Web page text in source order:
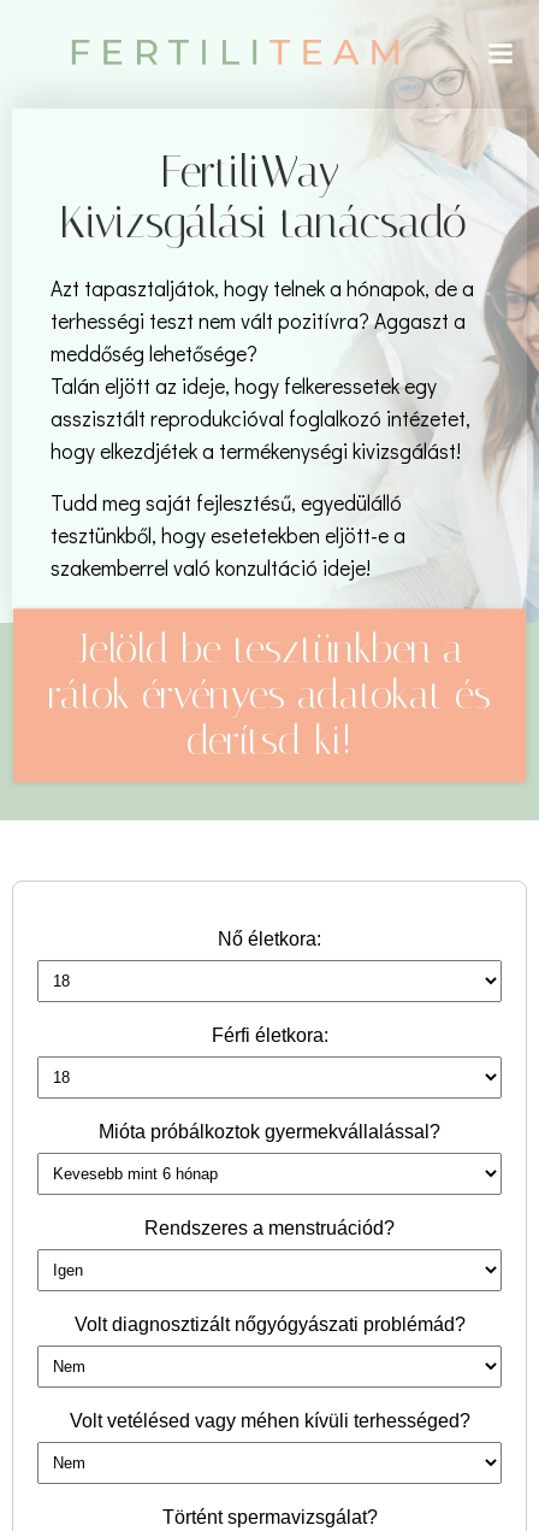
to
content
FertiliWay –
Kivizsgálási tanácsadó
Azt tapasztaljátok, hogy telnek a hónapok, de a
terhességi teszt nem vált pozitívra?Aggaszt a
meddőség lehetősége?
Talán eljött az ideje, hogy felkeressetek egy
asszisztált reprodukcióval foglalkozó intézetet,
hogy elkezdjétek a termékenységi kivizsgálást!
Tudd meg saját fejlesztésű, egyedülálló
tesztünkből, hogy esetetekben eljött-e a
szakemberrel való konzultáció ideje!
Jelöld be tesztünkben a
rátok érvényes adatokat és
derítsd ki!
Nő életkora:
Férfi életkora:
Mióta próbálkoztok gyermekvállalással?
Rendszeres a menstruációd?
Volt diagnosztizált nőgyógyászati problémád?
Volt vetélésed vagy méhen kívüli terhességed?
Történt spermavizsgálat?